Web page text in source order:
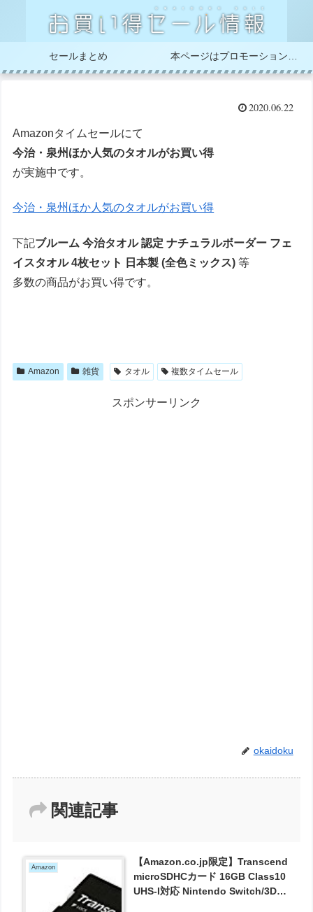
セールまとめ
2020.06.22
Amazonタイムセールにて
今治・泉州ほか人気のタオルがお買い得
が実施中です。
今治・泉州ほか人気のタオルがお買い得
下記ブルーム 今治タオル 認定 ナチュラルボーダー フェ
イスタオル 4枚セット 日本製 (全色ミックス)等
多数の商品がお買い得です。
Amazon 雑貨 タオル 複数タイムセール
スポンサーリンク
okaidoku
関連記事
Amazon
【Amazon.co.jp限定】Transcend
microSDHCカード 16GB Class10
UHS-I対応 Nintendo Switch/3DS